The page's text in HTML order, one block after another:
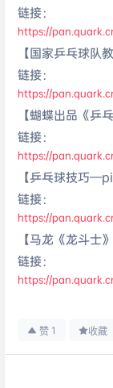
链接：
https://
【国家乒乓球队
链接：
https://
【蝴蝶出品《乒
链接：
https://
【乒乓球技巧
链接：
https://
【马龙《龙斗士》
链接：
https://
赞 1 收藏